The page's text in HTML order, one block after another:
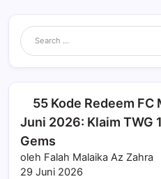
55 Kode Redeem
Juni 2026: Klaim TWG
Gems
oleh Falah Malaika Az Zahra
29 Juni 2026